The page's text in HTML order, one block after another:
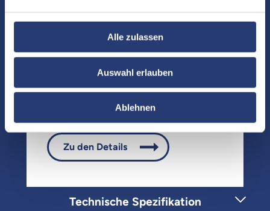
Alle zulassen
Auswahl erlauben
Ablehnen
QuikBeam
Artikelnummer: AST-QUKBM-STD;
Zu den Details
Technische Spezifikation